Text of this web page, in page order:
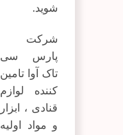
شوید.
شرکت
پارس سی
تاک آوا تامین
کننده لوازم
قنادی ، ابزار
و مواد اولیه